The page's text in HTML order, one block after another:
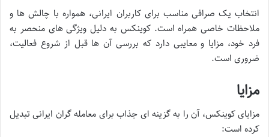
انتخاب یک صرافی مناسب برای کاربران ایرانی، همواره با چالش ها و
ملاحظات خاصی همراه است. کوینکس به دلیل ویژگی های منحصر به
فرد خود، مزایا و معایبی دارد که بررسی آن ها قبل از شروع فعالیت،
ضروری است.
مزایا
مزایای کوینکس، آن را به گزینه ای جذاب برای معامله گران ایرانی تبدیل
کرده است: